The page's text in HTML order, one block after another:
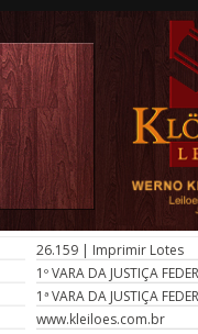
26.159 | Imprimir Lotes
1º VARA DA JUSTIÇA
1ª VARA DA JUSTIÇA
www.kleiloes.com.br